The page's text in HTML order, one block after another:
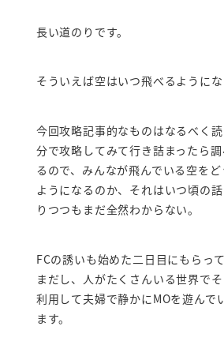
長い道のりです。
そういえば空はいつ飛べるようにな
今回攻略記事的なものはなるべく
分で攻略してみて行き詰まったら
るので、みんなが飛んでいる空を
ようになるのか、それはいつ頃の
りつつもまだ全然わからない。
FCの誘いも始めた二日目にもらっ
まだし、人がたくさんいる世界で
利用して夫婦で静かにMOを遊んで
ます。